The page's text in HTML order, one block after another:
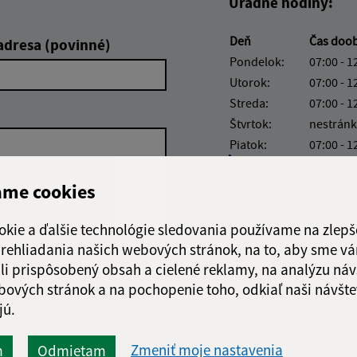
cookies
a ďalšie technológie sledovania používame na
našich webových stránok, na to, aby sme
prispôsobený obsah a cielené reklamy, na analýzu
stránok a na pochopenie toho, odkiaľ naši
Odmietam Zmeniť moje nastavenia
(povinné)
Google reCaptcha Response
Odoslať
správu
Deň Čas
Pondelok:
07:00 -
Utorok:
07:00 -
Streda:
07:00 -
Štvrtok:
Piatok:
07:00 -